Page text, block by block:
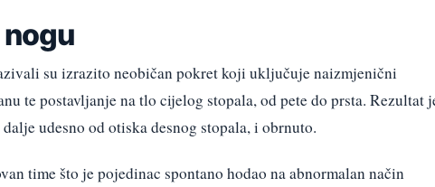
su izrazito neobičan pokret koji uključuje naizmjenični
te postavljanje na tlo cijelog stopala, od pete do prsta. Rezultat
udesno od otiska desnog stopala, i obrnuto.
time što je pojedinac spontano hodao na abnormalan način